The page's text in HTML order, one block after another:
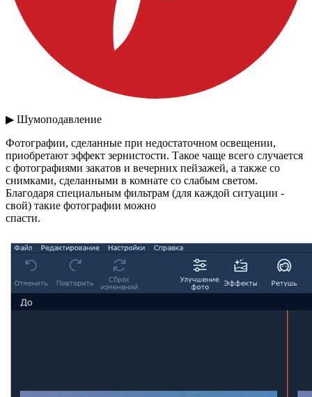
▶ Шумоподавление
Фотографии, сделанные при недостаточном освещении,
приобретают эффект зернистости. Такое чаще всего случается
с фотографиями закатов и вечерних пейзажей, а также со
снимками, сделанными в комнате со слабым светом.
Благодаря специальным фильтрам (для каждой ситуации -
свой) такие фотографии можно
спасти.